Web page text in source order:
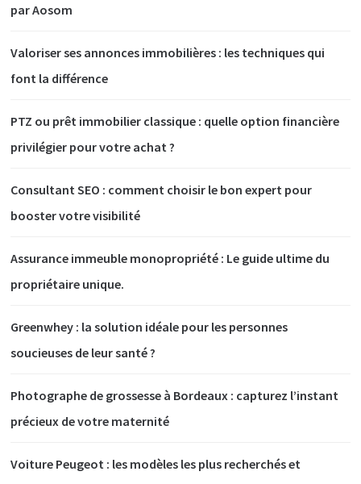
par Aosom
Valoriser ses annonces immobilières : les techniques qui
font la différence
PTZ ou prêt immobilier classique : quelle option financière
privilégier pour votre achat ?
Consultant SEO : comment choisir le bon expert pour
booster votre visibilité
Assurance immeuble monopropriété : Le guide ultime du
propriétaire unique.
Greenwhey : la solution idéale pour les personnes
soucieuses de leur santé ?
Photographe de grossesse à Bordeaux : capturez l’instant
précieux de votre maternité
Voiture Peugeot : les modèles les plus recherchés et